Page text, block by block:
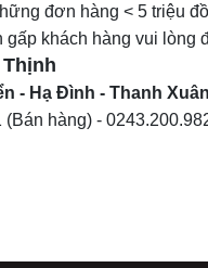
đơn hàng < 5 triệu
khách hàng vui lòng
Thịnh
- Hạ Đình - Thanh
(Bán hàng) -